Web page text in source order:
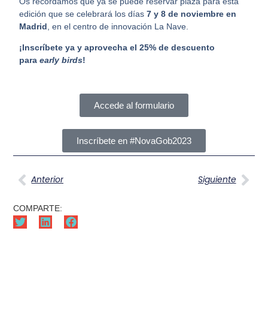
edición que se celebrará los días7 y 8 de noviembre en
Madrid , en el centro de innovación La Nave.
¡Inscríbete ya y aprovecha el 25% de descuento
paraearly birds!
Accede al formulario
Inscríbete en #NovaGob2023
Anterior Siguiente
COMPARTE: